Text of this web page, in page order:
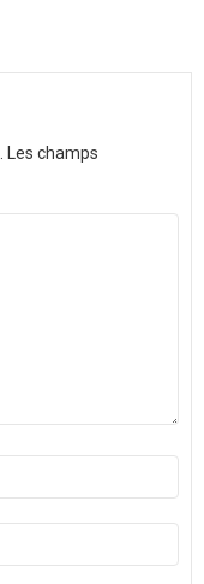
Les champs